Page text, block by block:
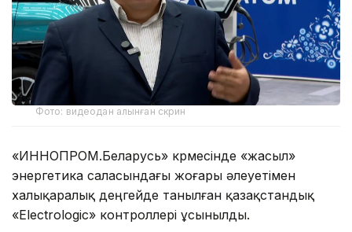
Фото: видеодан алынған скрин
«ИННОПРОМ.Беларусь» көрмесінде «жасыл»
энергетика саласындағы жоғары әлеуетімен
халықаралық деңгейде танылған қазақстандық
«Electrologic» контроллері ұсынылды.